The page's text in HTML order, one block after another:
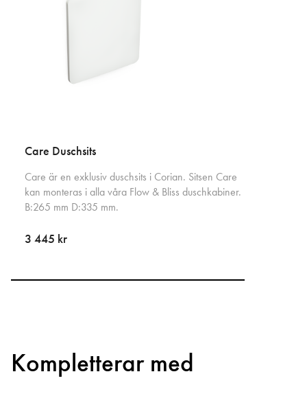
Care Duschsits
Care är en exklusiv duschsits i Corian. Sitsen Care
kan monteras i alla våra Flow & Bliss duschkabiner.
B:265 mm D:335 mm.
3 445 kr
Kompletterar med